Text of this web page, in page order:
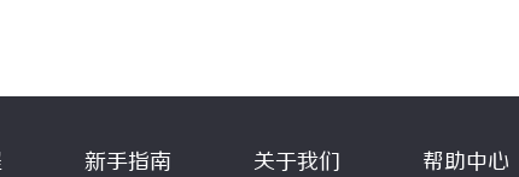
新手指南 关于我们 帮助中心